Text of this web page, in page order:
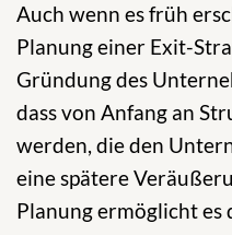
Auch wenn es früh
Planung einer Exit-
Gründung des
dass von Anfang an
werden, die den
eine spätere
Planung ermöglicht es